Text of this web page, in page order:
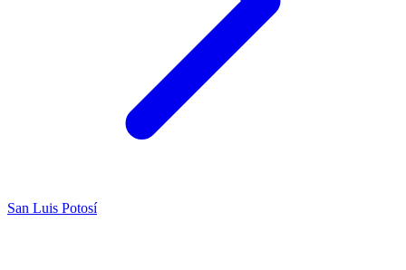
San Luis Potosí